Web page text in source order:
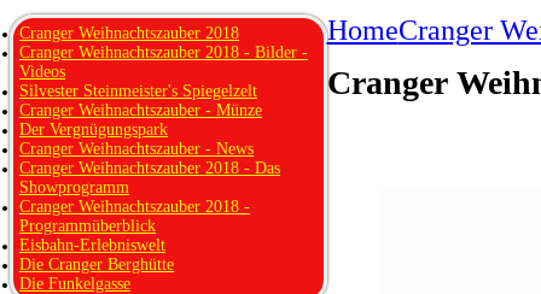
HomeCranger
Cranger
Cranger Weihnachtszauber 2018
Cranger Weihnachtszauber 2018 - Bilder -
Videos
Silvester Steinmeister's Spiegelzelt
Cranger Weihnachtszauber - Münze
Der Vergnügungspark
Cranger Weihnachtszauber - News
Cranger Weihnachtszauber 2018 - Das
Showprogramm
Cranger Weihnachtszauber 2018 -
Programmüberblick
Eisbahn-Erlebniswelt
Die Cranger Berghütte
Die Funkelgasse